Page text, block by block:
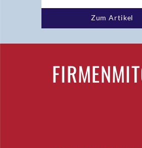
Zum Artikel